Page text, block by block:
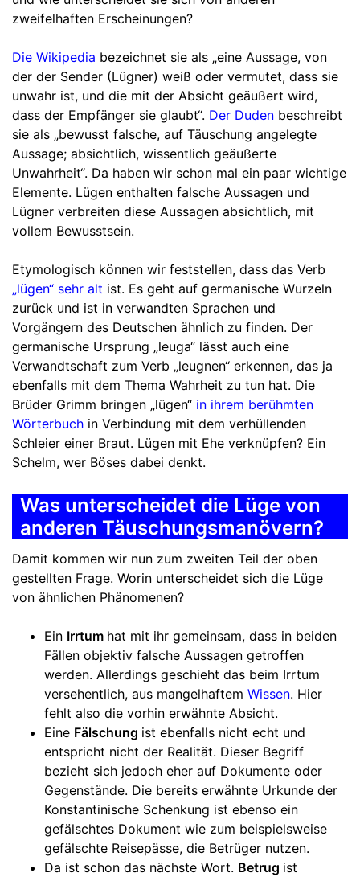
zweifelhaften Erscheinungen?
Die Wikipedia bezeichnet sie als „eine Aussage, von
der der Sender (Lügner) weiß oder vermutet, dass sie
unwahr ist, und die mit der Absicht geäußert wird,
dass der Empfänger sie glaubt“. Der Duden beschreibt
sie als „bewusst falsche, auf Täuschung angelegte
Aussage; absichtlich, wissentlich geäußerte
Unwahrheit“. Da haben wir schon mal ein paar wichtige
Elemente. Lügen enthalten falsche Aussagen und
Lügner verbreiten diese Aussagen absichtlich, mit
vollem Bewusstsein.
Etymologisch können wir feststellen, dass das Verb
„lügen“ sehr alt ist. Es geht auf germanische Wurzeln
zurück und ist in verwandten Sprachen und
Vorgängern des Deutschen ähnlich zu finden. Der
germanische Ursprung „leuga“ lässt auch eine
Verwandtschaft zum Verb „leugnen“ erkennen, das ja
ebenfalls mit dem Thema Wahrheit zu tun hat. Die
Brüder Grimm bringen „lügen“ in ihrem berühmten
Wörterbuch in Verbindung mit dem verhüllenden
Schleier einer Braut. Lügen mit Ehe verknüpfen? Ein
Schelm, wer Böses dabei denkt.
Was unterscheidet die Lüge von
anderen Täuschungsmanövern?
Damit kommen wir nun zum zweiten Teil der oben
gestellten Frage. Worin unterscheidet sich die Lüge
von ähnlichen Phänomenen?
Ein Irrtum hat mit ihr gemeinsam, dass in beiden
Fällen objektiv falsche Aussagen getroffen
werden. Allerdings geschieht das beim Irrtum
versehentlich, aus mangelhaftem Wissen. Hier
fehlt also die vorhin erwähnte Absicht.
Eine Fälschung ist ebenfalls nicht echt und
entspricht nicht der Realität. Dieser Begriff
bezieht sich jedoch eher auf Dokumente oder
Gegenstände. Die bereits erwähnte Urkunde der
Konstantinische Schenkung ist ebenso ein
gefälschtes Dokument wie zum beispielsweise
gefälschte Reisepässe, die Betrüger nutzen.
Da ist schon das nächste Wort. Betrug ist